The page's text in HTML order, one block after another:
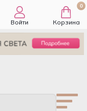
Войти
0
Корзина